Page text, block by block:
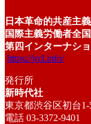
日本革命的共産主
国際主義労働者全
第四インターナシ
https://jrcl.info/
発行所
新時代社
東京都渋谷区初台1-
電話 03-3372-9401